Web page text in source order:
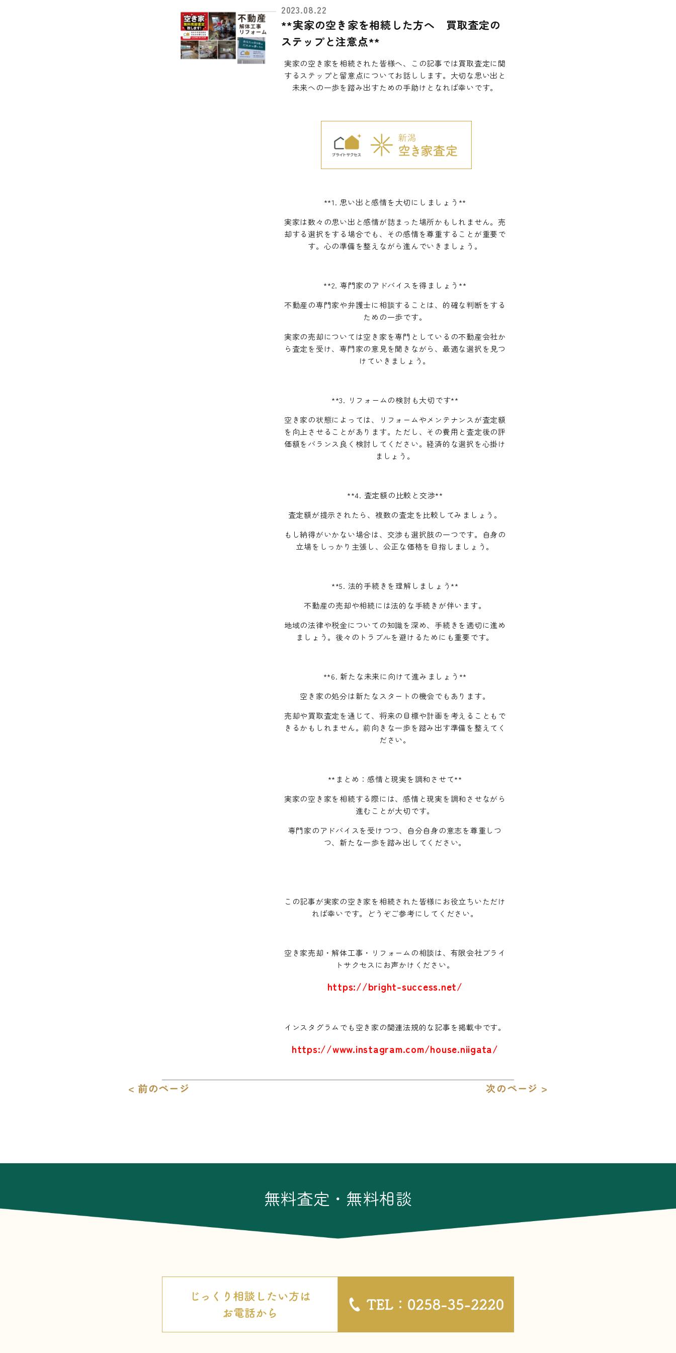
2023.08.22
**実家の空き家を相続した方へ 買取査定の
ステップと注意点**
実家の空き家を相続された皆様へ、この記事では買取査定に関
するステップと留意点についてお話しします。大切な思い出と
未来への一歩を踏み出すための手助けとなれば幸いです。
**1. 思い出と感情を大切にしましょう**
実家は数々の思い出と感情が詰まった場所かもしれません。売
却する選択をする場合でも、その感情を尊重することが重要で
す。心の準備を整えながら進んでいきましょう。
**2. 専門家のアドバイスを得ましょう**
不動産の専門家や弁護士に相談することは、的確な判断をする
ための一歩です。
実家の売却については空き家を専門としているの不動産会社か
ら査定を受け、専門家の意見を聞きながら、最適な選択を見つ
けていきましょう。
**3. リフォームの検討も大切です**
空き家の状態によっては、リフォームやメンテナンスが査定額
を向上させることがあります。ただし、その費用と査定後の評
価額をバランス良く検討してください。経済的な選択を心掛け
ましょう。
**4. 査定額の比較と交渉**
査定額が提示されたら、複数の査定を比較してみましょう。
もし納得がいかない場合は、交渉も選択肢の一つです。自身の
立場をしっかり主張し、公正な価格を目指しましょう。
**5. 法的手続きを理解しましょう**
不動産の売却や相続には法的な手続きが伴います。
地域の法律や税金についての知識を深め、手続きを適切に進め
ましょう。後々のトラブルを避けるためにも重要です。
**6. 新たな未来に向けて進みましょう**
空き家の処分は新たなスタートの機会でもあります。
売却や買取査定を通じて、将来の目標や計画を考えることもで
きるかもしれません。前向きな一歩を踏み出す準備を整えてく
ださい。
**まとめ：感情と現実を調和させて**
実家の空き家を相続する際には、感情と現実を調和させながら
進むことが大切です。
専門家のアドバイスを受けつつ、自分自身の意志を尊重しつ
つ、新たな一歩を踏み出してください。
この記事が実家の空き家を相続された皆様にお役立ちいただけ
れば幸いです。どうぞご参考にしてください。
空き家売却・解体工事・リフォームの相談は、有限会社ブライ
トサクセスにお声かけください。
https://bright-success.net/
インスタグラムでも空き家の関連法規的な記事を掲載中です。
https://www.instagram.com/house.niigata/
< 前のページ 次のページ >
無料査定・無料相談